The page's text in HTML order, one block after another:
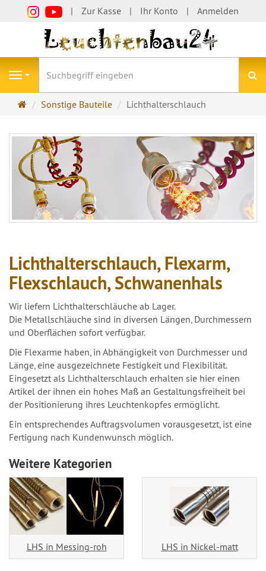
Zur Kasse Ihr Konto Anmelden
Navigation
Startseite
Sonstige Bauteile Lichthalterschlauch
Lichthalterschlauch, Flexarm,
Flexschlauch, Schwanenhals
Wir liefern Lichthalterschläuche ab Lager.
Die Metallschläuche sind in diversen Längen, Durchmessern
und Oberflächen sofort verfügbar.
Die Flexarme haben, in Abhängigkeit von Durchmesser und
Länge, eine ausgezeichnete Festigkeit und Flexibilität.
Eingesetzt als Lichthalterschlauch erhalten sie hier einen
Artikel der ihnen ein hohes Maß an Gestaltungsfreiheit bei
der Positionierung ihres Leuchtenkopfes ermöglicht.
Ein entsprechendes Auftragsvolumen vorausgesetzt, ist eine
Fertigung nach Kundenwunsch möglich.
Weitere Kategorien
LHS in Messing-roh LHS in Nickel-matt